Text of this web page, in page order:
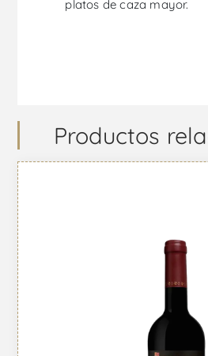
platos de caza mayor.
Productos